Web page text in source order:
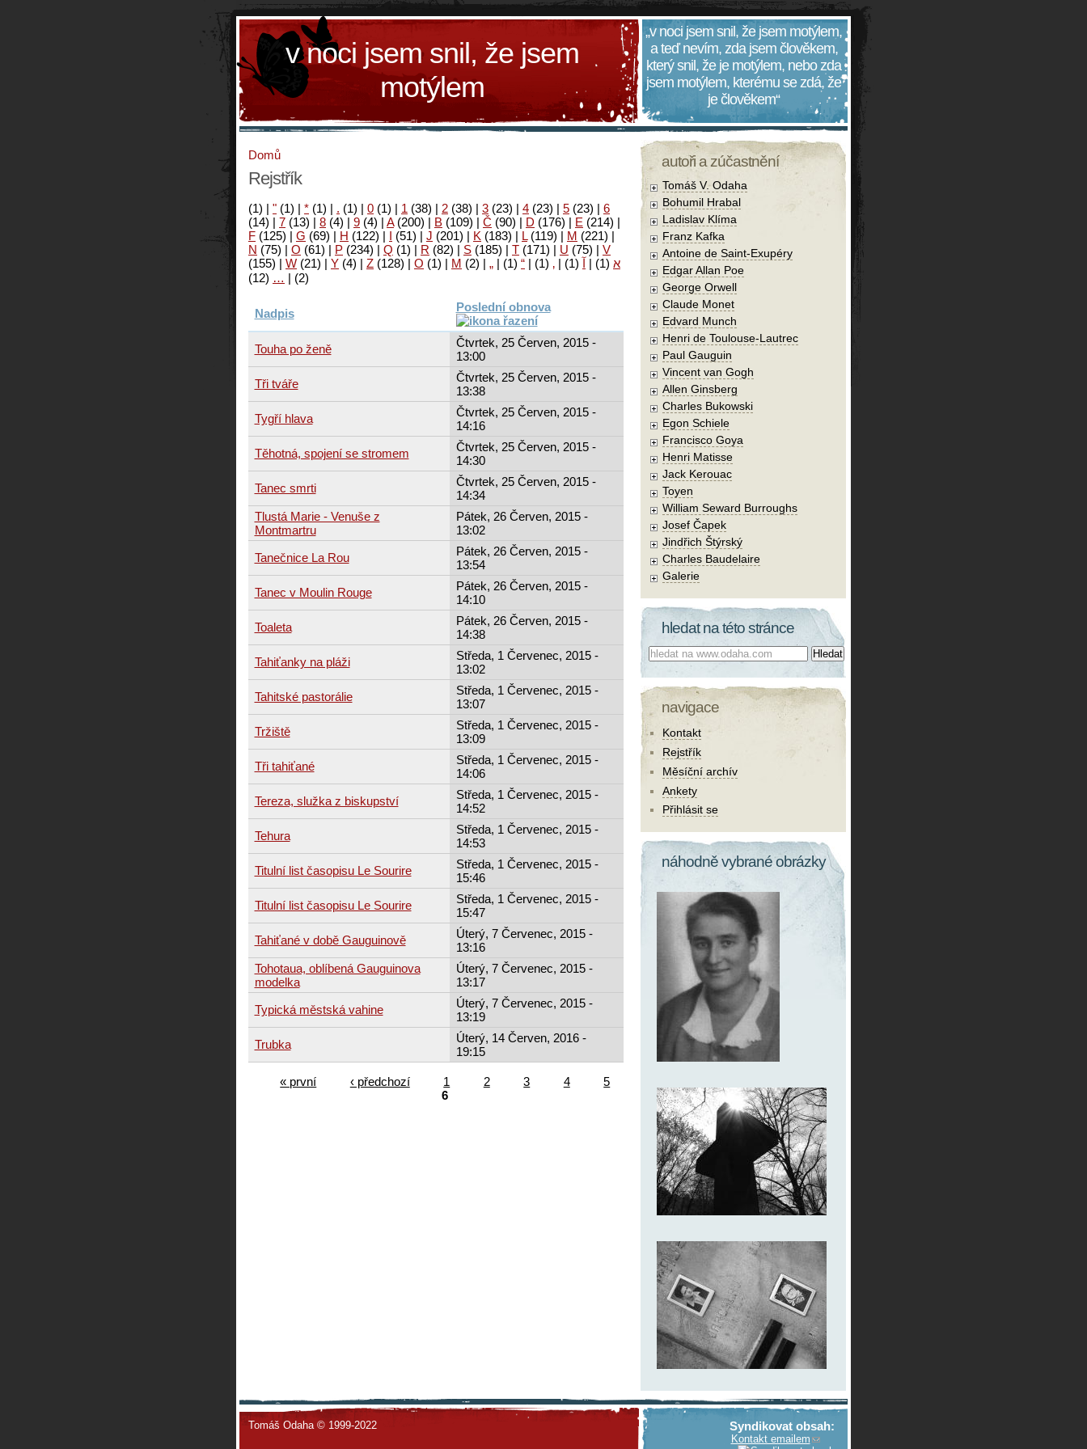
v noci jsem snil, že jsem
motýlem
„v noci jsem snil, že jsem motýlem,
a teď nevím, zda jsem člověkem,
který snil, že je motýlem, nebo zda
jsem motýlem, kterému se zdá, že
je člověkem“
Domů
Rejstřík
(1) | " (1) | * (1) | . (1) | 0 (1) | 1 (38) | 2 (38) | 3 (23) | 4 (23) | 5 (23) | 6
(14) | 7 (13) | 8 (4) | 9 (4) | A(200) | B (109) | Č (90) | D (176) | E (214) |
F (125) | G (69) | H (122) | I (51) | J (201) | K (183) | L(119) | M (221) |
N (75) | O (61) | P (234) | Q (1) | R (82) | S (185) | T (171) | U (75) | V
(155) | W (21) | Y (4) | Z (128) | Ο (1) | М (2) | א (1)
| آ (1)
|
‚
(1)
|
“
(1)
|
„
(2)
|
…
(12)
Nadpis Poslední obnova
Touha po ženě
Čtvrtek, 25 Červen, 2015 -
13:00
Tři tváře
Čtvrtek, 25 Červen, 2015 -
13:38
Tygří hlava
Čtvrtek, 25 Červen, 2015 -
14:16
Těhotná, spojení se stromem
Čtvrtek, 25 Červen, 2015 -
14:30
Tanec smrti
Čtvrtek, 25 Červen, 2015 -
14:34
Tlustá Marie - Venuše z
Montmartru
Pátek, 26 Červen, 2015 -
13:02
Tanečnice La Rou
Pátek, 26 Červen, 2015 -
13:54
Tanec v Moulin Rouge
Pátek, 26 Červen, 2015 -
14:10
Toaleta
Pátek, 26 Červen, 2015 -
14:38
Tahiťanky na pláži
Středa, 1 Červenec, 2015 -
13:02
Tahitské pastorálie
Středa, 1 Červenec, 2015 -
13:07
Tržiště
Středa, 1 Červenec, 2015 -
13:09
Tři tahiťané
Středa, 1 Červenec, 2015 -
14:06
Tereza, služka z biskupství
Středa, 1 Červenec, 2015 -
14:52
Tehura
Středa, 1 Červenec, 2015 -
14:53
Titulní list časopisu Le Sourire
Středa, 1 Červenec, 2015 -
15:46
Titulní list časopisu Le Sourire
Středa, 1 Červenec, 2015 -
15:47
Tahiťané v době Gauguinově
Úterý, 7 Červenec, 2015 -
13:16
Tohotaua, oblíbená Gauguinova
modelka
Úterý, 7 Červenec, 2015 -
13:17
Typická městská vahine
Úterý, 7 Červenec, 2015 -
13:19
Trubka
Úterý, 14 Červen, 2016 -
19:15
« první ‹ předchozí 1 2 3 4
5
6
autoři a zúčastnění
Tomáš V. Odaha
Bohumil Hrabal
Ladislav Klíma
Franz Kafka
Antoine de Saint-Exupéry
Edgar Allan Poe
George Orwell
Claude Monet
Edvard Munch
Henri de Toulouse-Lautrec
Paul Gauguin
Vincent van Gogh
Allen Ginsberg
Charles Bukowski
Egon Schiele
Francisco Goya
Henri Matisse
Jack Kerouac
Toyen
William Seward Burroughs
Josef Čapek
Jindřich Štýrský
Charles Baudelaire
Galerie
hledat na této stránce
Co hledat:
navigace
Kontakt
Rejstřík
Měsíční archív
Ankety
Přihlásit se
náhodně vybrané obrázky
Tomáš Odaha © 1999-2022 Syndikovat obsah:
Kontakt emailem